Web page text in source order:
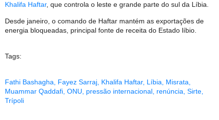
Khalifa Haftar, que controla o leste e grande parte do sul da Líbia.
Desde janeiro, o comando de Haftar mantém as exportações de
energia bloqueadas, principal fonte de receita do Estado líbio.
Tags:
Fathi Bashagha, Fayez Sarraj, Khalifa Haftar, Líbia, Misrata,
Muammar Qaddafi, ONU, pressão internacional, renúncia, Sirte,
Trípoli